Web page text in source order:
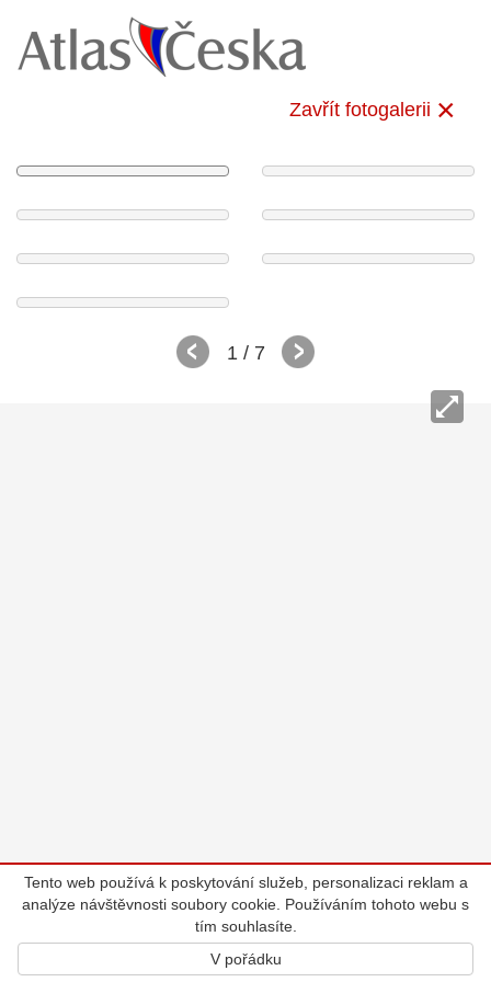
Zavřít fotogalerii
1/ 7
Tento web používá k poskytování služeb, personalizaci reklam a
analýze návštěvnosti soubory cookie. Používáním tohoto webu s
tím souhlasíte.
V pořádku